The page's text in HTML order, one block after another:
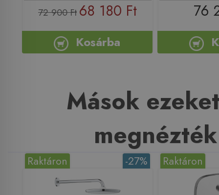
72 900 Ft 68 180 Ft
Kosárba
76
Mások
megnézték
-27%
Raktáron Raktáron